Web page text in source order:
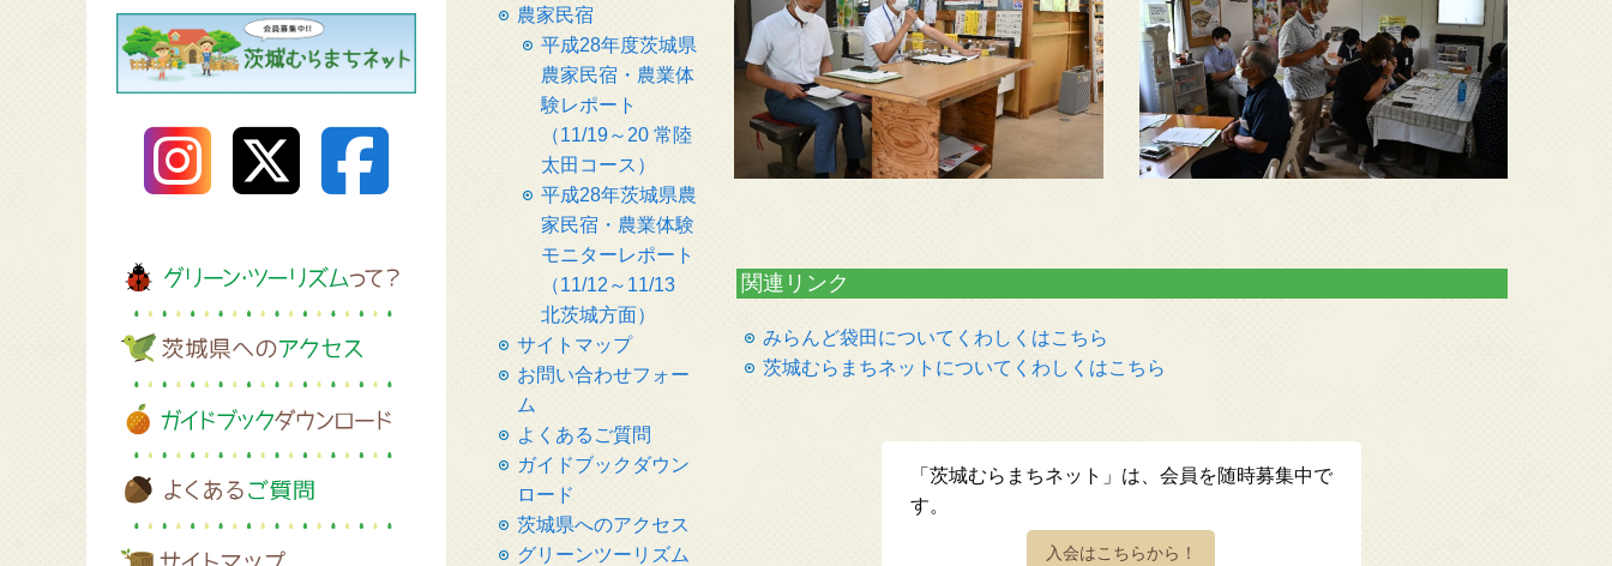
関連リンク
みらんど袋田についてくわしくはこちら
茨城むらまちネットについてくわしくはこちら
「茨城むらまちネット」は、会員を随時募集中で
す。
入会はこちらから！
農家民宿
平成28年度茨城県
農家民宿・農業体
験レポート
（11/19～20 常陸
太田コース）
平成28年茨城県農
家民宿・農業体験
モニターレポート
（11/12～11/13
北茨城方面）
サイトマップ
お問い合わせフォー
ム
よくあるご質問
ガイドブックダウン
ロード
茨城県へのアクセス
グリーンツーリズム